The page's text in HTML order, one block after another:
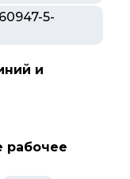
5-
и
рабочее